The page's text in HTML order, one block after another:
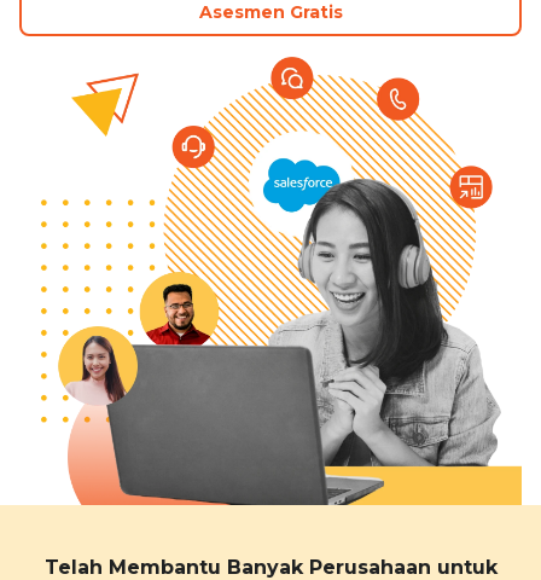
Asesmen Gratis
Telah Membantu Banyak Perusahaan untuk